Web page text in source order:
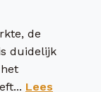
de
duidelijk
Lees